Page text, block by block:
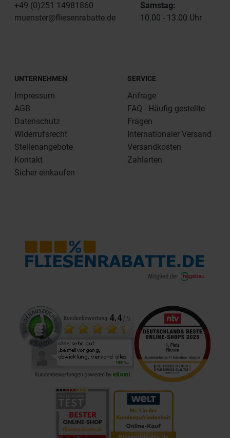
+49 (0)251 14981860
muenster@fliesenrabatte.de
Samstag:
10.00 - 13.00 Uhr
UNTERNEHMEN
Impressum
AGB
Datenschutz
Widerrufsrecht
Stellenangebote
Kontakt
Sicher einkaufen
SERVICE
Anfrage
FAQ - Häufig gestellte
Fragen
Internationaler Versand
Versandkosten
Zahlarten